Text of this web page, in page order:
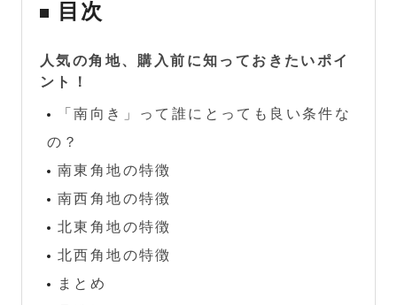
目次
人気の角地、購入前に知っておきたいポイ
ント！
「南向き」って誰にとっても良い条件な
の？
南東角地の特徴
南西角地の特徴
北東角地の特徴
北西角地の特徴
まとめ